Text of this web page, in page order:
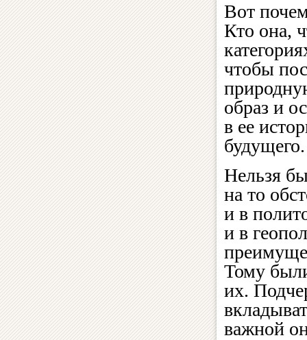
Вот
Кто она,
чтобы
образ и
в ее
будущего.
Нельзя
на то
и в
и в
Тому
их.
важной